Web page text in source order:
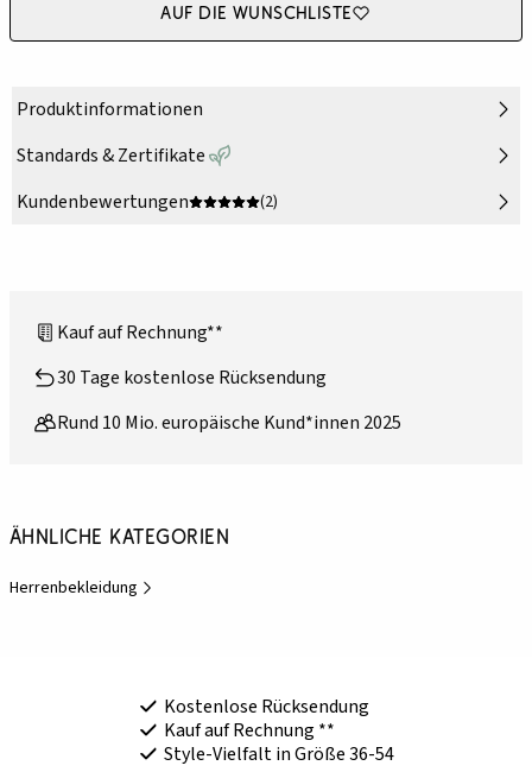
Auf die Wunschliste
Produktinformationen
Standards & Zertifikate
Kundenbewertungen
(2)
Kauf auf Rechnung**
30 Tage kostenlose Rücksendung
Rund 10 Mio. europäische Kund*innen 2025
Ähnliche Kategorien
Herrenbekleidung
Kostenlose Rücksendung
Kauf auf Rechnung **
Style-Vielfalt in Größe 36-54